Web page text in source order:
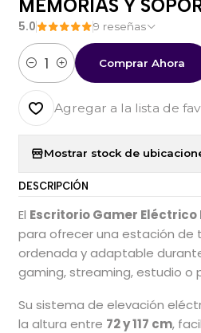
MEMORIAS Y
5.0 9 reseñas
Cantidad
Comprar Ahora
Agregar a la lista de
Mostrar stock de
DESCRIPCIÓN
El Escritorio Gamer Eléctrico
para ofrecer una estación de
ordenada y adaptable
gaming, streaming, estudio o
Su sistema de elevación
la altura entre 72 y 117 cm,